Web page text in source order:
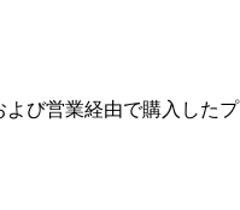
び営業経由で購入した